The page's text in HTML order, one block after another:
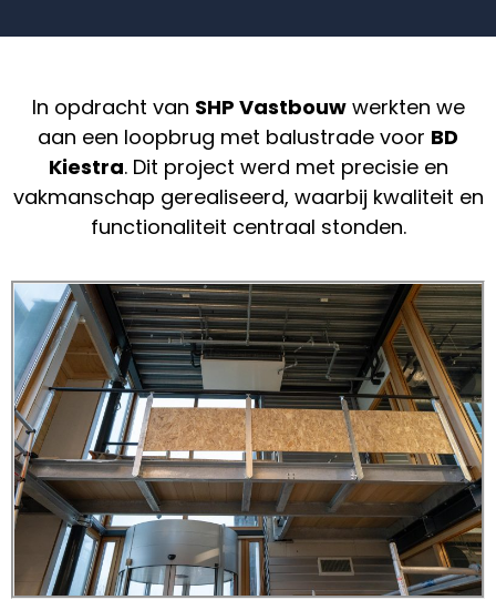
In opdracht van SHP Vastbouwwerkten we
aan een loopbrug met balustrade voor BD
Kiestra. Dit project werd met precisie en
vakmanschap gerealiseerd, waarbij kwaliteit en
functionaliteit centraal stonden.